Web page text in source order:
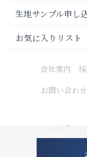
生地サンプル申し
お気に入りリスト
会社案内
お問い合わせ
Copyright ©